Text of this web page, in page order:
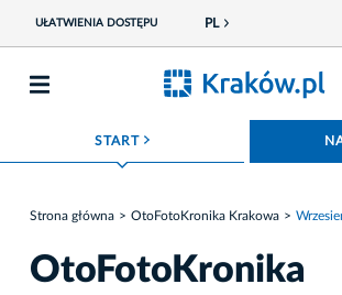
UŁATWIENIA DOSTĘPU PL
START ROZWIŃ MENU
Strona główna OtoFotoKronika Krakowa
OtoFotoKronika